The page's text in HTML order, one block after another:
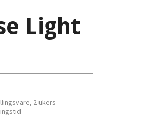
Light
2 ukers